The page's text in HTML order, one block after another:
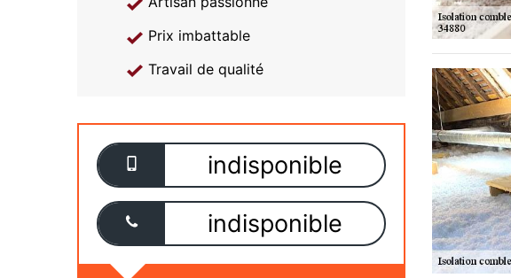
Prix imbattable
Travail de qualité
indisponible
indisponible